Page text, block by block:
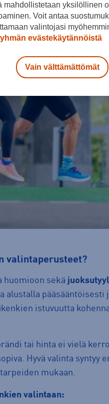
valintaperusteet?
huomioon sekä
alustalla
istuvuutta
tai hinta ei vielä
Hyvä valinta syntyy
mukaan.
valintaan:
mahdollistetaan yksilöllinen
Voit antaa
valintojasi
evästekäytännöistä
Vain välttämättömät